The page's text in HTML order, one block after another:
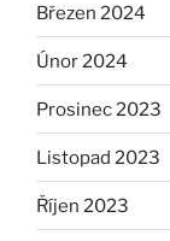
Březen 2024
Únor 2024
Prosinec 2023
Listopad 2023
Říjen 2023